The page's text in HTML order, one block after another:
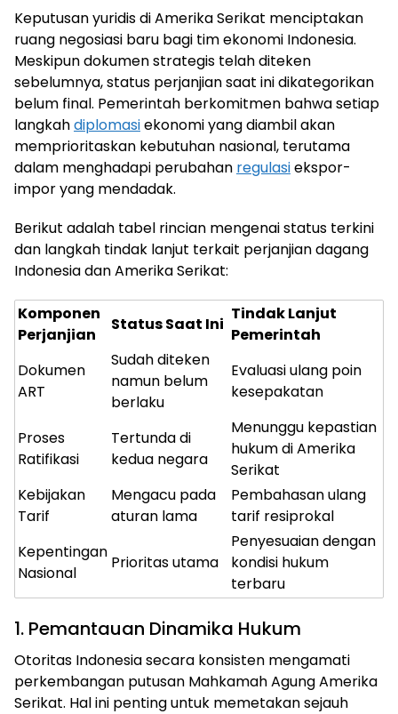
Keputusan yuridis di Amerika Serikat menciptakan
ruang negosiasi baru bagi tim ekonomi Indonesia.
Meskipun dokumen strategis telah diteken
sebelumnya, status perjanjian saat ini dikategorikan
belum final. Pemerintah berkomitmen bahwa setiap
langkahdiplomasiekonomi yang diambil akan
memprioritaskan kebutuhan nasional, terutama
dalam menghadapi perubahan regulasiekspor-
impor yang mendadak.
Berikut adalah tabel rincian mengenai status terkini
dan langkah tindak lanjut terkait perjanjian dagang
Indonesia dan Amerika Serikat:
Komponen
Perjanjian
Status Saat Ini
Tindak Lanjut
Pemerintah
Dokumen
ART
Sudah diteken
namun belum
berlaku
Evaluasi ulang poin
kesepakatan
Proses
Ratifikasi
Tertunda di
kedua negara
Menunggu kepastian
hukum di Amerika
Serikat
Kebijakan
Tarif
Mengacu pada
aturan lama
Pembahasan ulang
tarif resiprokal
Kepentingan
Nasional
Prioritas utama
Penyesuaian dengan
kondisi hukum
terbaru
1. Pemantauan Dinamika Hukum
Otoritas Indonesia secara konsisten mengamati
perkembangan putusan Mahkamah Agung Amerika
Serikat. Hal ini penting untuk memetakan sejauh